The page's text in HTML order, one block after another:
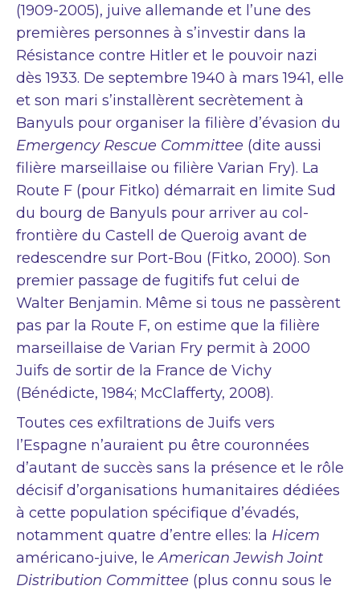
(1909-2005), juive allemande et l’une des
premières personnes à s’investir dans la
Résistance contre Hitler et le pouvoir nazi
dès 1933. De septembre 1940 à mars 1941, elle
et son mari s’installèrent secrètement à
Banyuls pour organiser la filière d’évasion du
Emergency Rescue Committee (dite aussi
filière marseillaise ou filière Varian Fry). La
Route F (pour Fitko) démarrait en limite Sud
du bourg de Banyuls pour arriver au col-
frontière du Castell de Queroig avant de
redescendre sur Port-Bou (Fitko, 2000). Son
premier passage de fugitifs fut celui de
Walter Benjamin. Même si tous ne passèrent
pas par la Route F, on estime que la filière
marseillaise de Varian Fry permit à 2000
Juifs de sortir de la France de Vichy
(Bénédicte, 1984; McClafferty, 2008).
Toutes ces exfiltrations de Juifs vers
l’Espagne n’auraient pu être couronnées
d’autant de succès sans la présence et le rôle
décisif d’organisations humanitaires dédiées
à cette population spécifique d’évadés,
notamment quatre d’entre elles: la Hicem
américano-juive, leAmerican Jewish Joint
Distribution Committee (plus connu sous le